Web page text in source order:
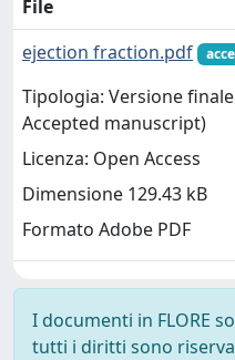
File
ejection fraction.pdf
Tipologia: Versione
Accepted manuscript)
Licenza: Open Access
Dimensione 129.43 kB
Formato Adobe PDF
I documenti in FLORE
tutti i diritti sono